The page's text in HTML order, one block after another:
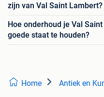
zijn van Val Saint Lambert?
Hoe onderhoud je Val
goede staat te houden?
Home Antiek en